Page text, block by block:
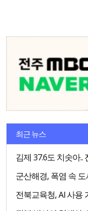
최근 뉴스
김제 37.6도 치솟아..
군산해경, 폭염 속
전북교육청, AI 사용